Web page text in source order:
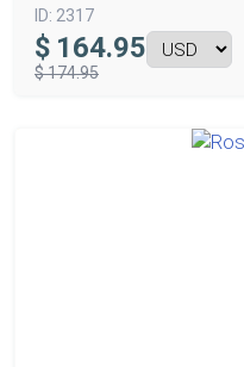
ID: 2317
$ 164.95
$ 174.95